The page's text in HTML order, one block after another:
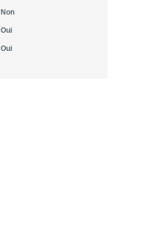
Non
Oui
Oui